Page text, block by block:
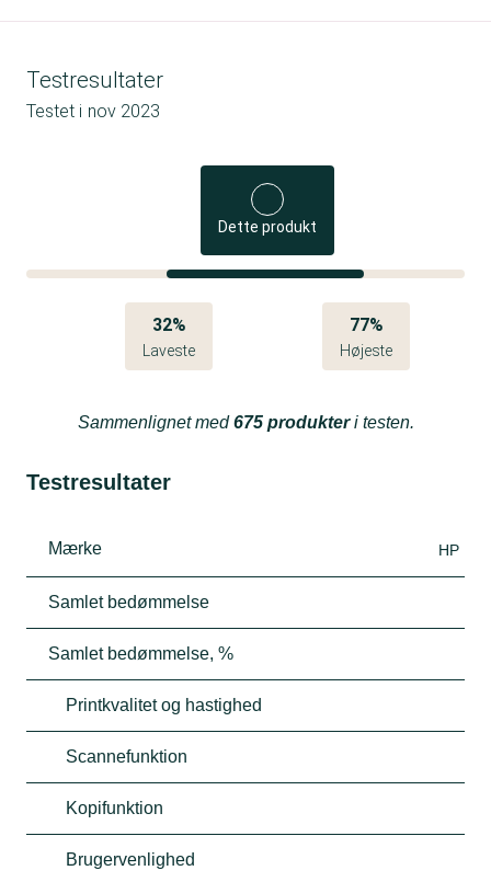
Testresultater
Testet i nov 2023
Dette produkt
32%
Laveste
77%
Højeste
Sammenlignet med675 produkteri testen.
Testresultater
Mærke HP
Samlet bedømmelse
Samlet bedømmelse, %
Printkvalitet og hastighed
Scannefunktion
Kopifunktion
Brugervenlighed